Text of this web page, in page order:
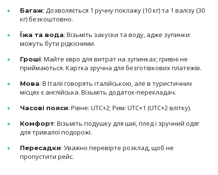
Багаж: Дозволяється 1 ручну поклажу (10 кг) та 1 валізу (30
кг) безкоштовно.
Їжа та вода: Візьміть закуски та воду, адже зупинки
можуть бути рідкісними.
Гроші: Майте євро для витрат на зупинках; гривні не
приймаються. Картка зручна для безготівкових платежів.
Мова: В Італії говорять італійською, але в туристичних
місцях є англійська. Візьміть додаток-перекладач.
Часові пояси: Рівне: UTC+2; Рим: UTC+1 (UTC+2 влітку).
Комфорт: Візьміть подушку для шиї, плед і зручний одяг
для тривалої подорожі.
Пересадки: Уважно перевірте розклад, щоб не
пропустити рейс.